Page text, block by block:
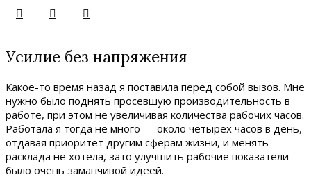
Усилие без напряжения
Какое-то время назад я поставила перед собой вызов. Мне
нужно было поднять просевшую производительность в
работе, при этом не увеличивая количества рабочих часов.
Работала я тогда не много — около четырех часов в день,
отдавая приоритет другим сферам жизни, и менять
расклада не хотела, зато улучшить рабочие показатели
было очень заманчивой идеей.